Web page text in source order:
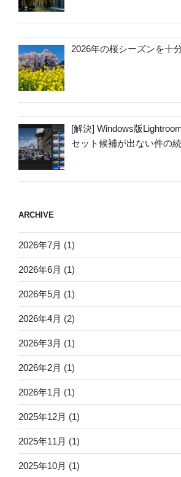
2026年の桜シーズンを十
[解決] Windows版
セット候補が出ない件の
ARCHIVE
2026年7月 (1)
2026年6月 (1)
2026年5月 (1)
2026年4月 (2)
2026年3月 (1)
2026年2月 (1)
2026年1月 (1)
2025年12月 (1)
2025年11月 (1)
2025年10月 (1)